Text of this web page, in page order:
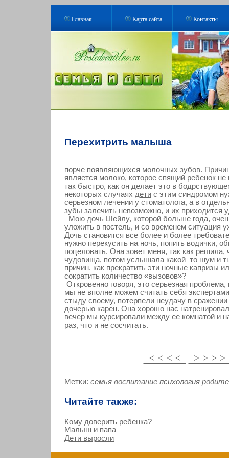
Главная Карта сайта Контакты
Перехитрить малыша
порче появляющихся молочных зубов.
является молоко, которое спящий ребенок не
так быстро, как он делает это в
некоторых случаях дети с этим синдромом
серьезном лечении у стоматолога, а в
зубы залечить невозможно, и их приходится
Мою дочь Шейлу, которой больше года,
уложить в постель, и со временем ситуация
Дочь становится все более и более
нужно перекусить на ночь, попить водички,
поцеловать. Она зовет меня, так как решила,
чудовища, потом услышала какой–то шум и
причин. как прекратить эти ночные капризы
сократить количество «вызовов»?
Откровенно говоря, это серьезная проблема,
мы не вполне можем считать себя
стыду своему, потерпели неудачу в
дочерью карен. Она хорошо нас
вечер мы курсировали между ее комнатой и
раз, что и не сосчитать.
< < < < > > >
Метки: семья воспитание психология
Читайте также:
Кому доверить ребенка?
Малыш и папа
Дети выросли